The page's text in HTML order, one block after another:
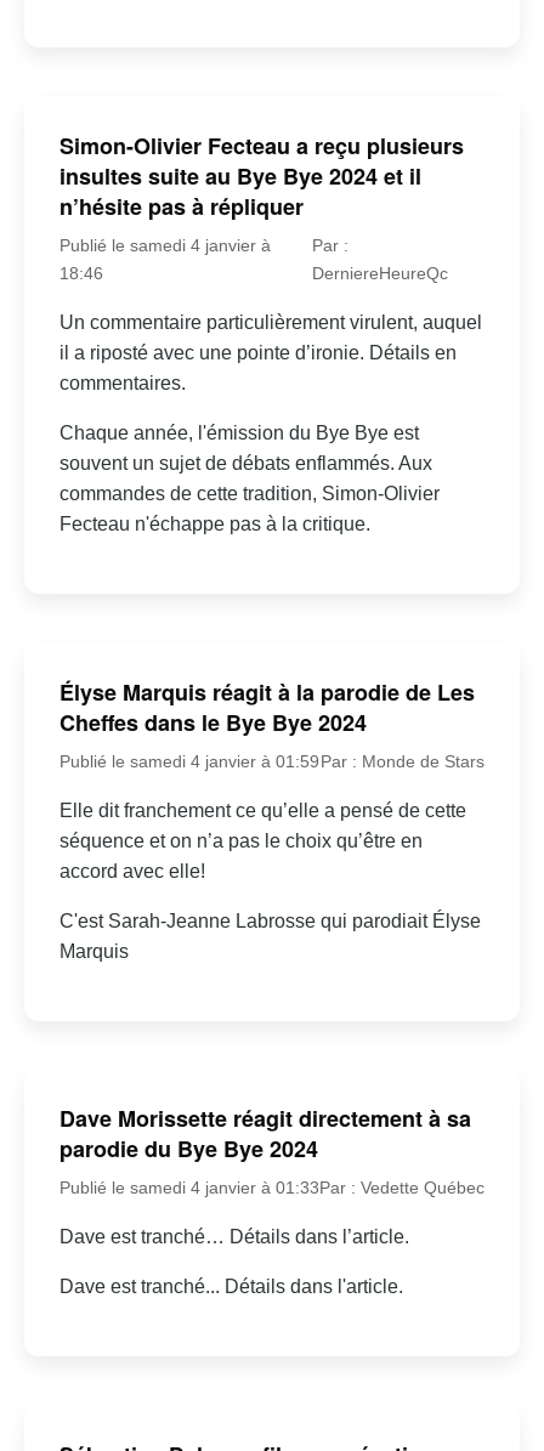
Simon-Olivier Fecteau a reçu plusieurs
insultes suite au Bye Bye 2024 et il
n’hésite pas à répliquer
Publié le samedi 4 janvier à
18:46
Par :
DerniereHeureQc
Un commentaire particulièrement virulent, auquel
il a riposté avec une pointe d’ironie. Détails en
commentaires.
Chaque année, l'émission du Bye Bye est
souvent un sujet de débats enflammés. Aux
commandes de cette tradition, Simon-Olivier
Fecteau n'échappe pas à la critique.
Élyse Marquis réagit à la parodie de Les
Cheffes dans le Bye Bye 2024
Publié le samedi 4 janvier à 01:59Par : Monde de Stars
Elle dit franchement ce qu’elle a pensé de cette
séquence et on n’a pas le choix qu’être en
accord avec elle!
C'est Sarah-Jeanne Labrosse qui parodiait Élyse
Marquis
Dave Morissette réagit directement à sa
parodie du Bye Bye 2024
Publié le samedi 4 janvier à 01:33Par : Vedette Québec
Dave est tranché… Détails dans l’article.
Dave est tranché... Détails dans l'article.